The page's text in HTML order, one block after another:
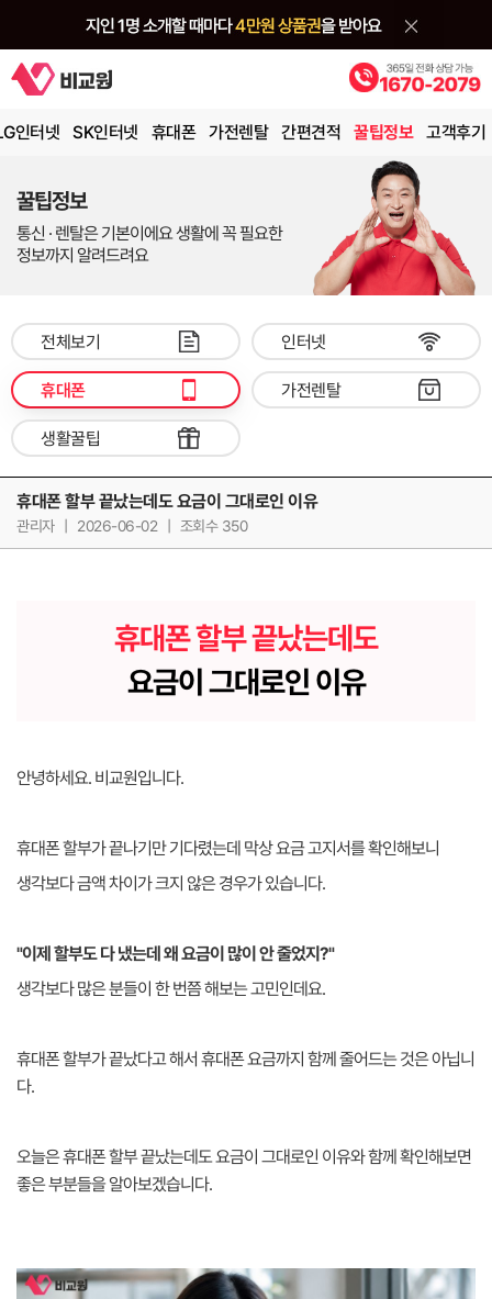
인터넷 SK인터넷 휴대폰 가전렌탈 간편견적 꿀팁정보 고객후기
꿀팁정보
통신 · 렌탈은 기본이에요 생활에 꼭 필요한
정보까지 알려드려요
전체보기 인터넷
휴대폰 가전렌탈
생활꿀팁
휴대폰 할부 끝났는데도 요금이 그대로인 이유
관리자 2026-06-02 조회수 350
휴대폰 할부 끝났는데도
요금이 그대로인 이유
안녕하세요. 비교원입니다.
휴대폰 할부가 끝나기만 기다렸는데 막상 요금 고지서를 확인해보니
생각보다 금액 차이가 크지 않은 경우가 있습니다.
"이제 할부도 다 냈는데 왜 요금이 많이 안 줄었지?"
생각보다 많은 분들이 한 번쯤 해보는 고민인데요.
휴대폰 할부가 끝났다고 해서 휴대폰 요금까지 함께 줄어드는 것은 아닙니
다.
오늘은 휴대폰 할부 끝났는데도 요금이 그대로인 이유와 함께 확인해보면
좋은 부분들을 알아보겠습니다.